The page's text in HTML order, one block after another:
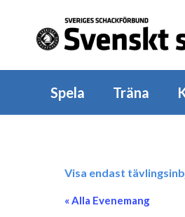
Spela Träna
Visa endast
« Alla Evenemang